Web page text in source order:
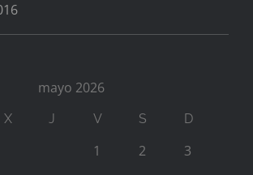
mayo 2026
X J V S D
1 2
3